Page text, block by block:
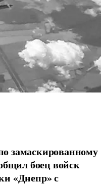
замаскированному
боец войск
«Днепр» с